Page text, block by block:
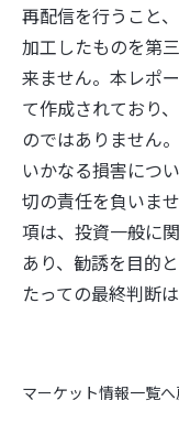
再配信を行うこと
加工したものを第
来ません。本レポ
て作成されており
のではありません
いかなる損害につ
切の責任を負いま
項は、投資一般に
あり、勧誘を目的
たっての最終判断
マーケット情報一覧へ